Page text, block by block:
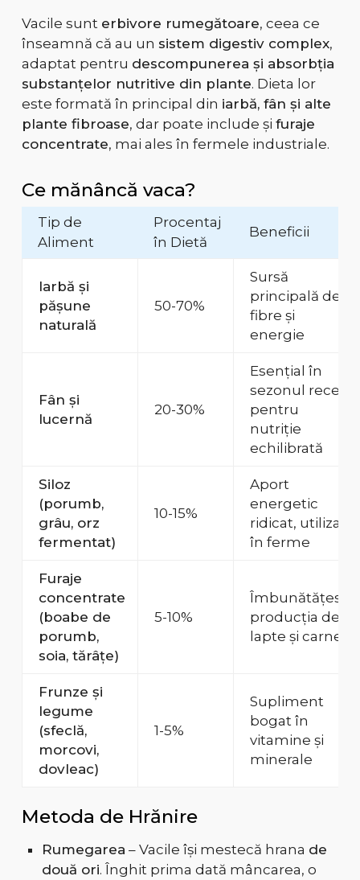
Vacile sunt erbivore rumegătoare, ceea ce
înseamnă că au un sistem digestiv complex,
adaptat pentru descompunerea și absorbția
substanțelor nutritive din plante. Dieta lor
este formată în principal din iarbă, fân și alte
plante fibroase, dar poate include și furaje
concentrate, mai ales în fermele industriale.
Ce mănâncă vaca?
Tip de
Aliment
Procentaj
în Dietă
Beneficii
Iarbă și
pășune
naturală
50-70%
Sursă
principală de
fibre și
energie
Fân și
lucernă
20-30%
Esențial în
sezonul rece
pentru
nutriție
echilibrată
Siloz
(porumb,
grâu, orz
fermentat)
10-15%
Aport
energetic
ridicat, utilizat
în ferme
Furaje
concentrate
(boabe de
porumb,
soia, tărâțe)
5-10%
Îmbunătățesc
producția de
lapte și carne
Frunze și
legume
(sfeclă,
morcovi,
dovleac)
1-5%
Supliment
bogat în
vitamine și
minerale
Metoda de Hrănire
Rumegarea – Vacile își mestecă hrana de
două ori. Înghit prima dată mâncarea, o